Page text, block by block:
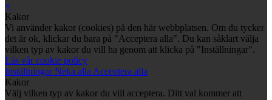
×
Kakor
Vi använder kakor (cookies) på den här webbplatsen. Om du tycker
det är ok, klickar du bara på "Acceptera alla". Du kan såklart välja
vilken typ av kakor du vill ha genom att klicka på "Inställningar".
Läs vår cookie policy
InställningarNeka alla Acceptera alla
Kakor
Välj vilken typ av kakor du vill acceptera. Ditt val kommer att